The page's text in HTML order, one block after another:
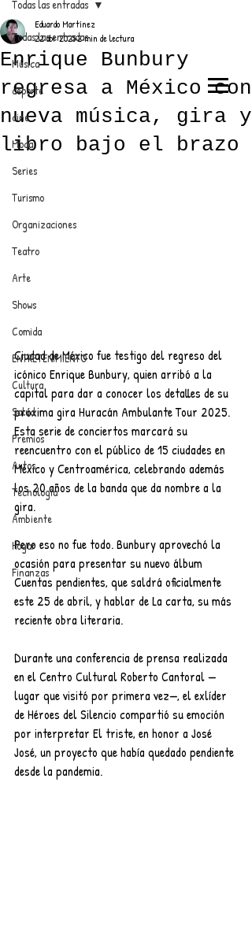
ANUNCIATE CON NOSOTROS
PARA MÁS INFORMACIÓN:
dinamicaseltrendytop@gmail.com
EL TRENDY TOP
CON EDDY MARTINEZ
Todas las entradas
Música
deporte
cine
Moda
Series
Turismo
Organizaciones
Teatro
Arte
Shows
Comida
ENTRETENIMIENTO
Cultura
Salud
Premios
Autos
Tecnología
Ambiente
Hogar
Finanzas
Todas las entradas
Enrique Bunbury
regresa a México con
nueva música, gira y
libro bajo el brazo
Eduardo Martínez
22 abr 20252 min de lectura
Ciudad de México fue testigo del regreso del
icónico Enrique Bunbury, quien arribó a la
capital para dar a conocer los detalles de su
próxima gira Huracán Ambulante Tour 2025.
Esta serie de conciertos marcará su
reencuentro con el público de 15 ciudades en
México y Centroamérica, celebrando además
los 20 años de la banda que da nombre a la
gira.
Pero eso no fue todo. Bunbury aprovechó la
ocasión para presentar su nuevo álbum
Cuentas pendientes, que saldrá oficialmente
este 25 de abril, y hablar de La carta, su más
reciente obra literaria.
Durante una conferencia de prensa realizada
en el Centro Cultural Roberto Cantoral —
lugar que visitó por primera vez—, el exlíder
de Héroes del Silencio compartió su emoción
por interpretar El triste, en honor a José
José, un proyecto que había quedado pendiente
desde la pandemia.